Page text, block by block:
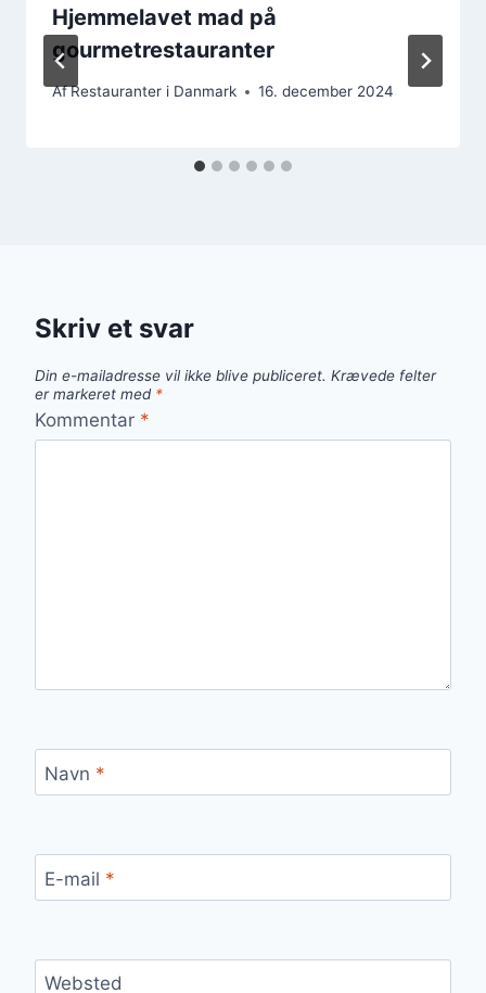
Hjemmelavet mad på
gourmetrestauranter
AfRestauranter i Danmark 16. december 2024
Skriv et svar
Din e-mailadresse vil ikke blive publiceret. Krævede felter
er markeret med *
Kommentar *
Navn *
E-mail *
Websted